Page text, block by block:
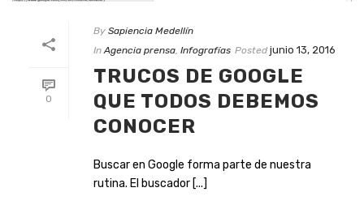
0
By Sapiencia Medellín
In Agencia prensa, Infografías Posted junio 13, 2016
TRUCOS DE GOOGLE
QUE TODOS DEBEMOS
CONOCER
Buscar en Google forma parte de nuestra
rutina. El buscador [...]